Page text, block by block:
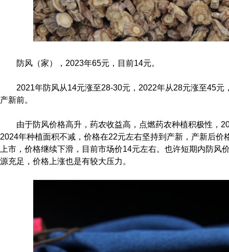
防风（家），2023年65元，目前14元。
2021年防风从14元涨至28-30元，2022年从28元涨至45
产新前。
由于防风价格高升，药农收益高，点燃药农种植积极性，
2024年种植面积不减，价格在22元左右坚持到产新，产新后价
上市，价格继续下滑，目前市场价14元左右。也许短期内防风
源充足，价格上涨也是有较大压力。